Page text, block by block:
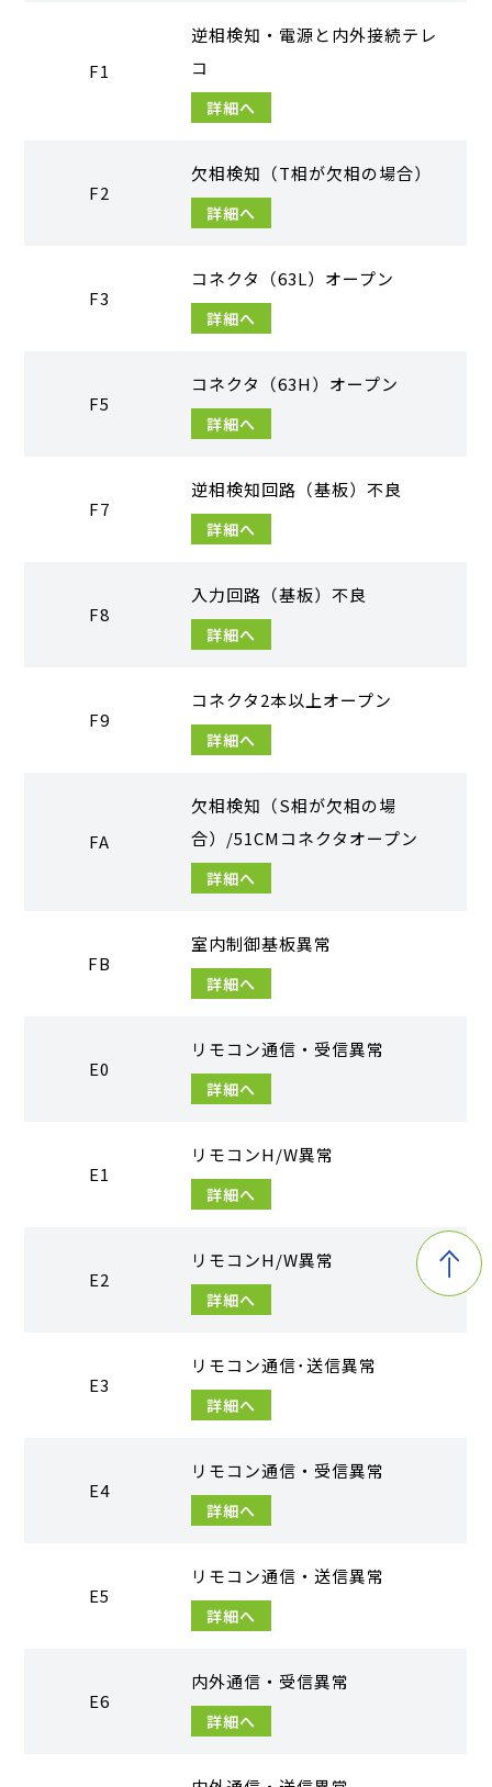
F1
逆相検知・電源と内外接続テレ
コ
詳細へ
F2
欠相検知（T相が欠相の場合）
詳細へ
F3
コネクタ（63L）オープン
詳細へ
F5
コネクタ（63H）オープン
詳細へ
F7
逆相検知回路（基板）不良
詳細へ
F8
入力回路（基板）不良
詳細へ
F9
コネクタ2本以上オープン
詳細へ
FA
欠相検知（S相が欠相の場
合）/51CMコネクタオープン
詳細へ
FB
室内制御基板異常
詳細へ
E0
リモコン通信・受信異常
詳細へ
E1
リモコンH/W異常
詳細へ
E2
リモコンH/W異常
詳細へ
E3
リモコン通信･送信異常
詳細へ
E4
リモコン通信・受信異常
詳細へ
E5
リモコン通信・送信異常
詳細へ
E6
内外通信・受信異常
詳細へ